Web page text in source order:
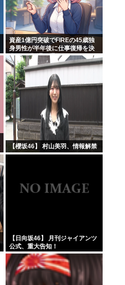
資産1億円突破でFIREの45歳独
身男性が半年後に仕事復帰を決
意した「1通の通知」
【櫻坂46】 村山美羽、情報解禁
【日向坂46】 月刊ジャイアンツ
公式、重大告知！